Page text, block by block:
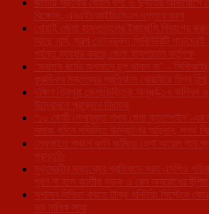
জাতীয় সড়কের বেহাল দশা ও দুর্নীতির
বিক্ষোভ, এনএইচআইডিসিএল দপ্তরে ধরনা
খোয়াই জেলা হাসপাতালের ইমার্জেন্সি বিভাগের
আছে নার্স, স্বল্প বেতনভূক্ত সিকিউরিটি
পর্যন্ত ব্যবহার করছে জেলা হাসপাতাল কর্তৃপক্ষ
‘সনাতন ধর্মের অপমানে চুপ থাকব না’ –
কুরুচিকর মন্তব্যের প্রতিবাদে খোয়াইয়ে বিশ্ব
দক্ষিণ ত্রিপুরা জেলাভিত্তিক অনূর্ধ্ব-১৭ ভলিবল
উদ্বোধনে প্রাক্তন বিধায়ক
‘১০ কোটি নেশামুক্ত শপথ মেগা ক্যাম্পেইন’-
সমাজ গঠনে সম্মিলিত উদ্যোগের আহ্বান, শপথ
লেফুঙ্গাতে পঞ্চাশ কানি জমিতে মেগা অয়েল পাম
প্রস্তুতি
মুখ্যমন্ত্রীর মন্তব্যের প্রতিবাদে সরব এসপিও
পূরণ না হলে জাতীয় সড়ক ও রেল অবরোধের
সুশাসন নিশ্চিত করতে টাস্ক মনিটরিং সিস্টেমে
ডাঃ মানিক সাহা